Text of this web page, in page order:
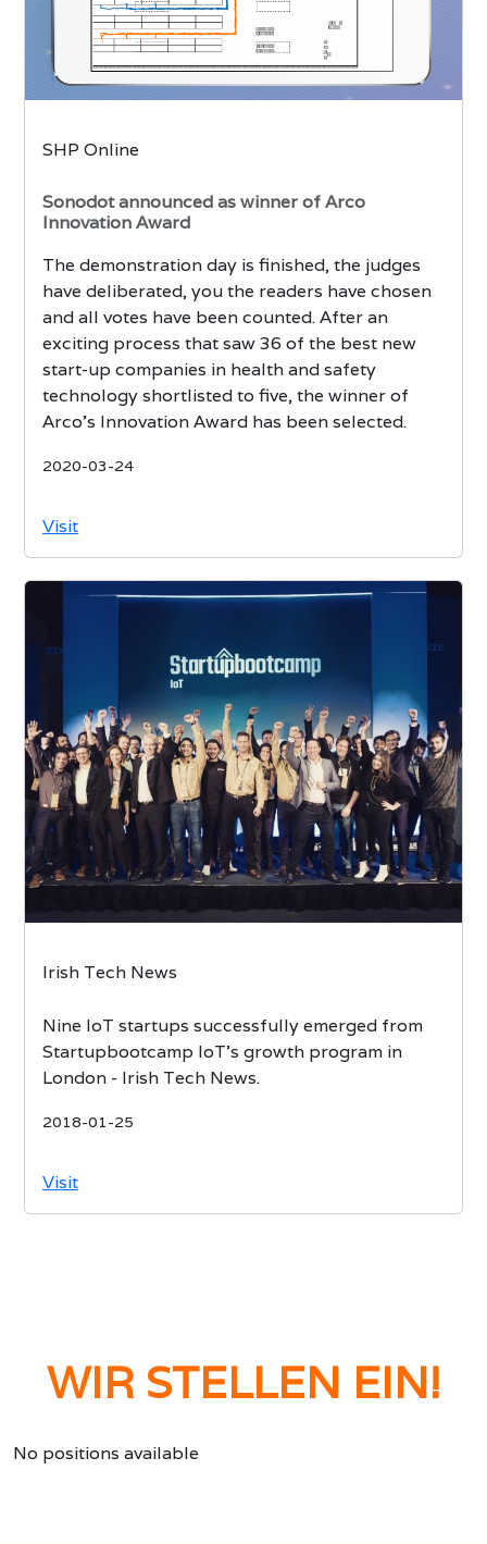
SHP Online
Sonodot announced as winner of Arco
Innovation Award
The demonstration day is finished, the judges
have deliberated, you the readers have chosen
and all votes have been counted. After an
exciting process that saw 36 of the best new
start-up companies in health and safety
technology shortlisted to five, the winner of
Arco’s Innovation Award has been selected.
2020-03-24
Visit
Irish Tech News
Nine IoT startups successfully emerged from
Startupbootcamp IoT’s growth program in
London - Irish Tech News.
2018-01-25
Visit
WIR STELLEN EIN!
No positions available